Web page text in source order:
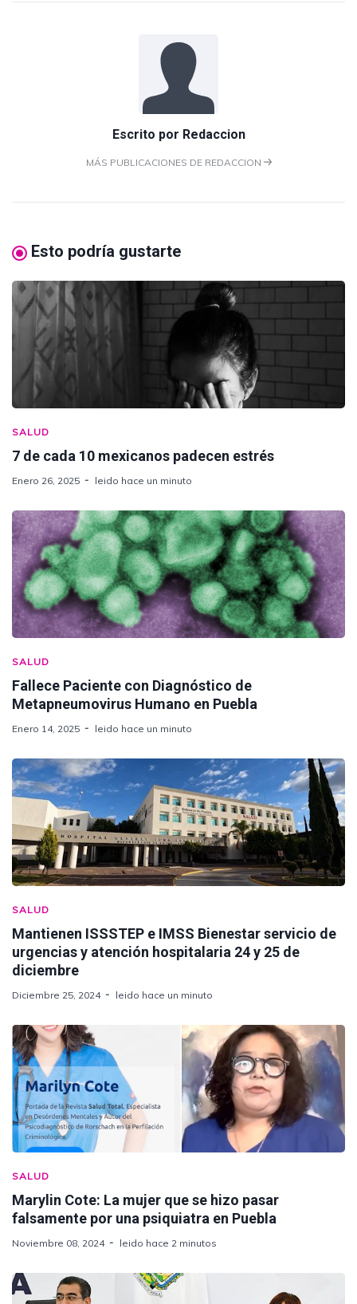
Escrito por Redaccion
MÁS PUBLICACIONES DE REDACCION
Esto podría gustarte
SALUD
7 de cada 10 mexicanos padecen estrés
Enero 26, 2025 leido hace un minuto
SALUD
Fallece Paciente con Diagnóstico de
Metapneumovirus Humano en Puebla
Enero 14, 2025 leido hace un minuto
SALUD
Mantienen ISSSTEP e IMSS Bienestar servicio de
urgencias y atención hospitalaria 24 y 25 de
diciembre
Diciembre 25, 2024 leido hace un minuto
SALUD
Marylin Cote: La mujer que se hizo pasar
falsamente por una psiquiatra en Puebla
Noviembre 08, 2024 leido hace 2 minutos